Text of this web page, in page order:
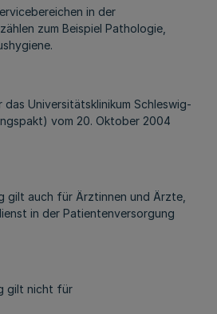
in der
zum Beispiel Pathologie,
Universitätsklinikum Schleswig-
vom 20. Oktober 2004
gilt auch für Ärztinnen und Ärzte,
in der Patientenversorgung
gilt nicht für